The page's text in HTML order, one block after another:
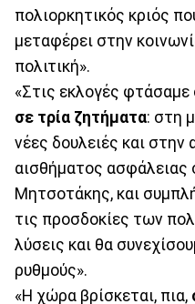
πολιορκητικός κριός
μεταφέρει στην
πολιτική».
«Στις εκλογές φτάσαμε
σε τρία ζητήματα: στη
νέες δουλειές και
αισθήματος ασφάλειας
Μητσοτάκης, και
τις προσδοκίες των
λύσεις και θα
ρυθμούς».
«Η χώρα βρίσκεται, πια,